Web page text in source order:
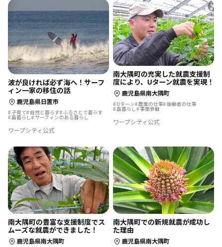
波が良ければ必ず海へ！サーフ
ィン一家の移住の話
鹿児島県日置市
子育て 自然と暮らす ふるさとで暮らす
島暮らし サーフィンのある暮らし
ワープシティ公式
南大隅町の充実した就農支援制
度により、Uターン就農を実現！
鹿児島県南大隅町
Uターン 農業の仕事 後継者の仕事
島暮らし 事業承継
ワープシティ公式
南大隅町の豊富な支援制度でス
ムーズな就農ができました！
鹿児島県南大隅町
南大隅町での新規就農が成功し
た理由
鹿児島県南大隅町